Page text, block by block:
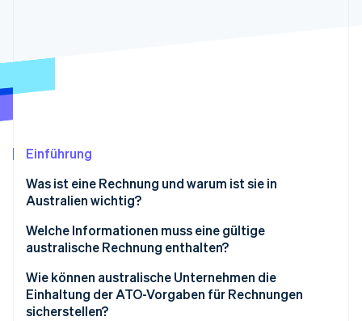
Erfahren Sie, wie Stripe Lösungen für die
Jetzt ansehen
Einführung
Was ist eine Rechnung und warum ist sie in
Australien wichtig?
Sie sorgen für einen stabilen Cashflow
Sie sind für die Einhaltung von Steuervorschriften
erforderlich
Sie bieten rechtlichen und vertraglichen Schutz
Welche Informationen muss eine gültige
australische Rechnung enthalten?
Rechnung mit Steuerausweis vs. reguläre Rechnung
Sieben erforderliche Elemente einer gültigen
Wie können australische Unternehmen die
Einhaltung der ATO-Vorgaben für Rechnungen
sicherstellen?